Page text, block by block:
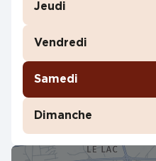
Jeudi
Vendredi
Samedi
Dimanche